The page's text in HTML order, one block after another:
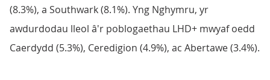
(8.3%), a Southwark (8.1%). Yng Nghymru, yr
awdurdodau lleol â'r poblogaethau LHD+ mwyaf oedd
Caerdydd (5.3%), Ceredigion (4.9%), ac Abertawe (3.4%).